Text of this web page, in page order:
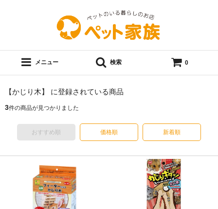
メニュー 検索 0
【かじり木】 に登録されている商品
3件の商品が見つかりました
おすすめ順 価格順 新着順